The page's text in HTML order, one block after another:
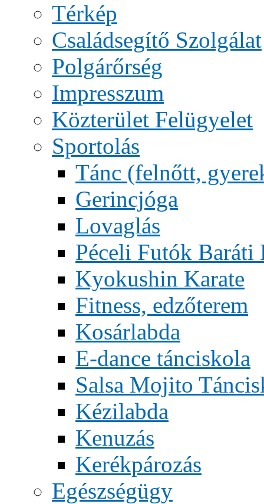
Térkép
Családsegítő Szolgálat
Polgárőrség
Impresszum
Közterület Felügyelet
Sportolás
Tánc (felnőtt,
Gerincjóga
Lovaglás
Péceli Futók Baráti
Kyokushin Karate
Fitness, edzőterem
Kosárlabda
E-dance tánciskola
Salsa Mojito
Kézilabda
Kenuzás
Kerékpározás
Egészségügy